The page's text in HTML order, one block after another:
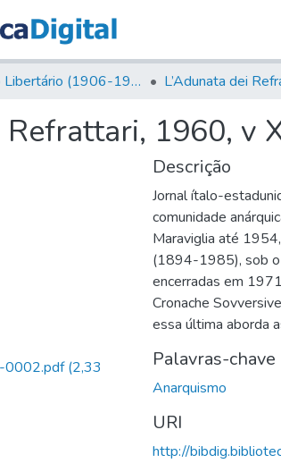
Canto Libertário (1906-1995) L’Adunata dei
Refrattari, 1960, v
0002.pdf(2,33
Descrição
Jornal ítalo-
comunidade
Maraviglia até
(1894-1985), sob o
encerradas em
Cronache
essa última aborda
Palavras-chave
Anarquismo
URI
http://